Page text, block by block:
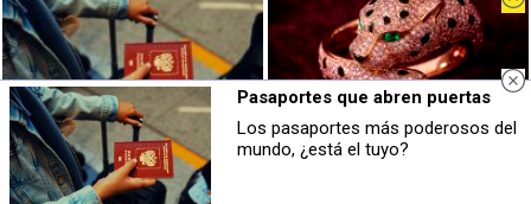
Recibe nuestro boletín
Lo más destacado de CocheGlobal, en
tu correo
Tu nombre
Pasaportes que abren puertas
Los pasaportes más poderosos del
mundo, ¿está el tuyo?
Lujo con carácter
Una joya para mujeres que no piden
Pasaportes que abren puertas
Los pasaportes más poderosos del
mundo, ¿está el tuyo?